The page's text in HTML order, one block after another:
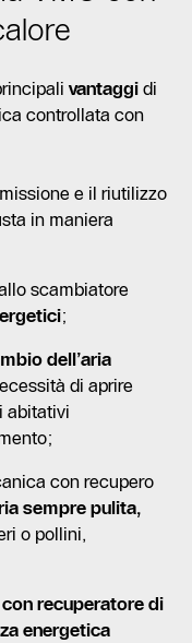
vantaggi di
controllata con
e il riutilizzo
in maniera
scambiatore
;
dell’aria
di aprire
abitativi
con recupero
sempre pulita,
o pollini,
recuperatore di
energetica